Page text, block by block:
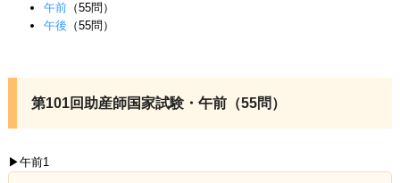
午前（55問）
午後 （55問）
第101回助産師国家試験・午前（55問）
▶午前1